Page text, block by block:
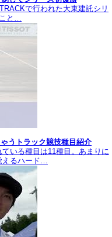
で行われた大東建託シリ
と…
うトラック競技種目紹介
いる種目は11種目。あまりに
えるハード…